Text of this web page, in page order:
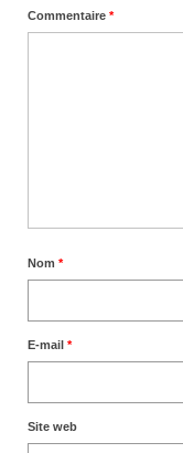
Commentaire *
Nom *
E-mail *
Site web